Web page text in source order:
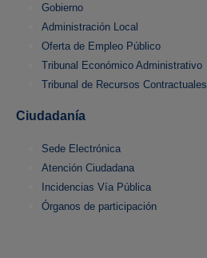
Gobierno
Administración Local
Oferta de Empleo Público
Tribunal Económico Administrativo
Tribunal de Recursos Contractuales
Ciudadanía
Sede Electrónica
Atención Ciudadana
Incidencias Vía Pública
Órganos de participación